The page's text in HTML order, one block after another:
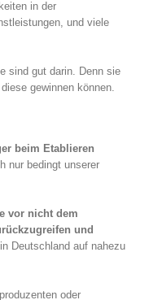
in der
und viele
sind gut darin. Denn sie
gewinnen können.
beim Etablieren
nur bedingt unserer
vor nicht dem
und
Deutschland auf nahezu
oder